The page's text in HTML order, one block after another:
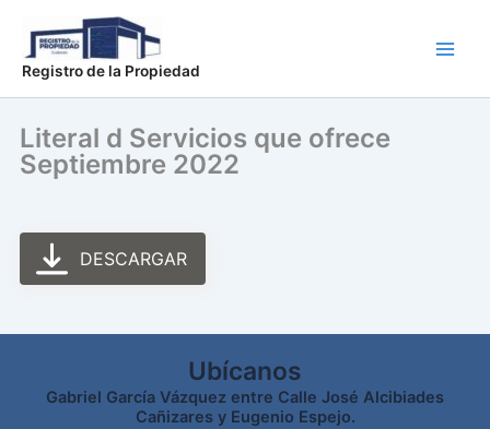
contenido
Registro de la Propiedad
Literal d Servicios que ofrece
Septiembre 2022
DESCARGAR
Ubícanos
Gabriel García Vázquez entre Calle José Alcibiades
Cañizares y Eugenio Espejo.